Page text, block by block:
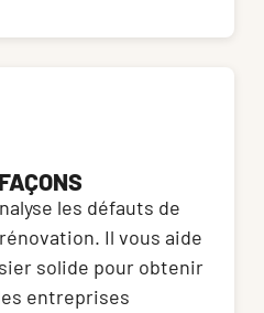
les défauts de
Il vous aide
solide pour obtenir
entreprises